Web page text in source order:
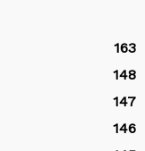
163
148
147
146